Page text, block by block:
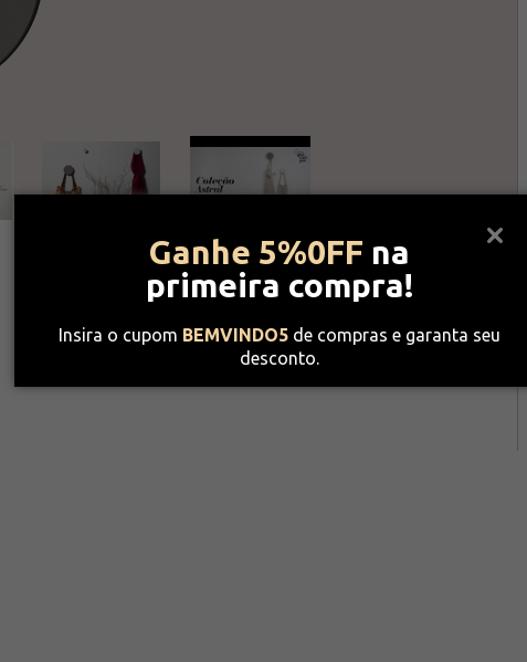
Ganhe 5%0FF na
primeira compra!
Insira o cupom BEMVINDO5 de compras e garanta seu
desconto.